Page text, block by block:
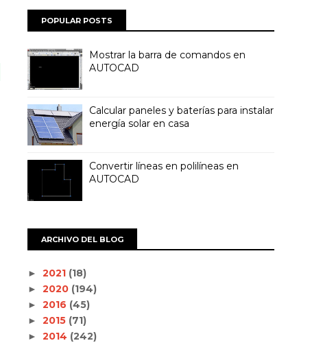
POPULAR POSTS
Mostrar la barra de comandos en
AUTOCAD
Calcular paneles y baterías para instalar
energía solar en casa
Convertir líneas en polilíneas en
AUTOCAD
ARCHIVO DEL BLOG
► 2021 (18)
► 2020 (194)
► 2016 (45)
► 2015 (71)
► 2014 (242)